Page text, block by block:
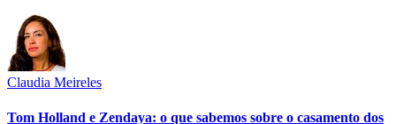
Claudia Meireles
Tom Holland e Zendaya: o que sabemos sobre o casamento dos